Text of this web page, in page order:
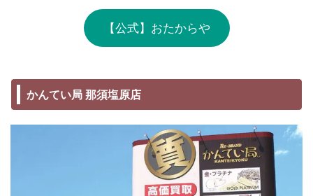
【公式】おたからや
かんてい局 那須塩原店